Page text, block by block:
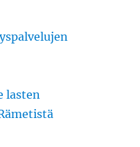
lasten